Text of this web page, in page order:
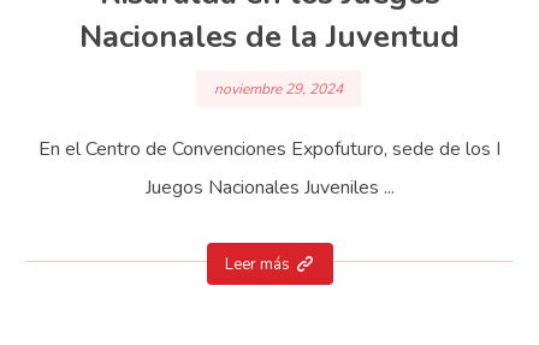
Nacionales de la Juventud
noviembre 29, 2024
En el Centro de Convenciones Expofuturo, sede de los I
Juegos Nacionales Juveniles ...
Leer más